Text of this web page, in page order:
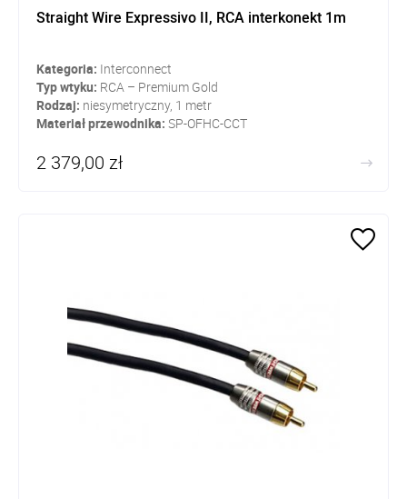
Straight Wire Expressivo II, RCA interkonekt 1m
Kategoria: Interconnect
Typ wtyku: RCA – Premium Gold
Rodzaj: niesymetryczny, 1 metr
Materiał przewodnika: SP-OFHC-CCT
2 379,00 zł